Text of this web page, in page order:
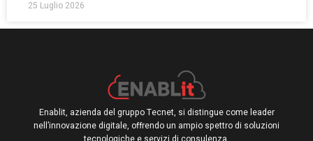
25 Luglio 2026
Enablit, azienda del gruppo Tecnet, si distingue come leader
nell’innovazione digitale, offrendo un ampio spettro di soluzioni